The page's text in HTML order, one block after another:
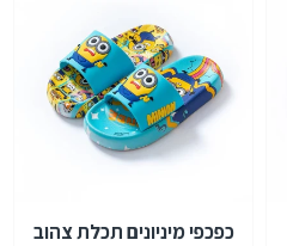
כפכפי מיניונים תכלת צהוב